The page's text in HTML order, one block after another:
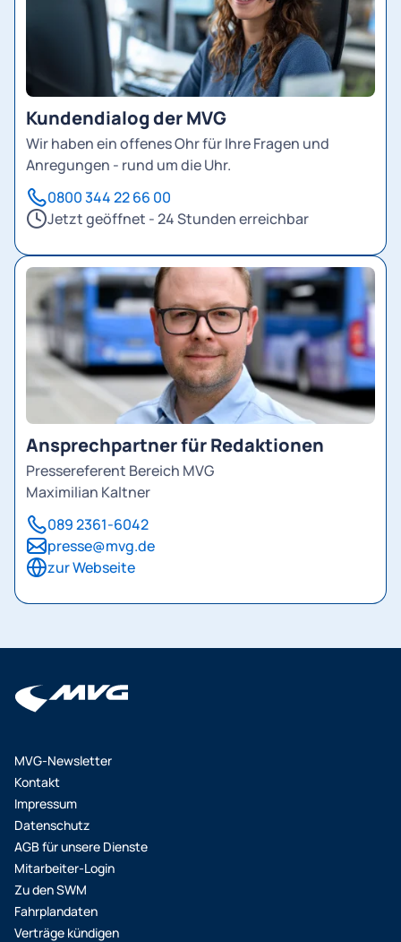
Kundendialog der MVG
Wir haben ein offenes Ohr für Ihre Fragen und
Anregungen - rund um die Uhr.
0800 344 22 66 00
Jetzt geöffnet - 24 Stunden erreichbar
Ansprechpartner für Redaktionen
Pressereferent Bereich MVG
Maximilian Kaltner
089 2361-6042
presse@mvg.de
zur Webseite
MVG-Newsletter
Kontakt
Impressum
Datenschutz
AGB für unsere Dienste
Mitarbeiter-Login
Zu den SWM
Fahrplandaten
Verträge kündigen